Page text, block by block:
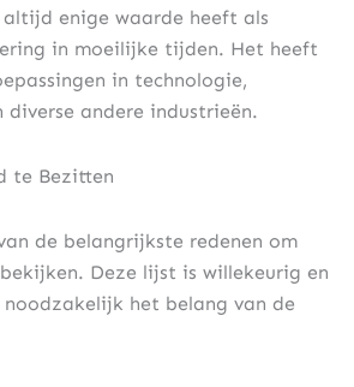
enige waarde heeft als
in moeilijke tijden. Het heeft
in technologie,
diverse andere industrieën.
te Bezitten
de belangrijkste redenen om
Deze lijst is willekeurig en
het belang van de